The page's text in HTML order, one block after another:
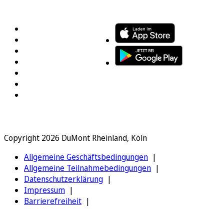
Copyright 2026 DuMont Rheinland, Köln
Allgemeine Geschäftsbedingungen
Allgemeine Teilnahmebedingungen
Datenschutzerklärung
Impressum
Barrierefreiheit